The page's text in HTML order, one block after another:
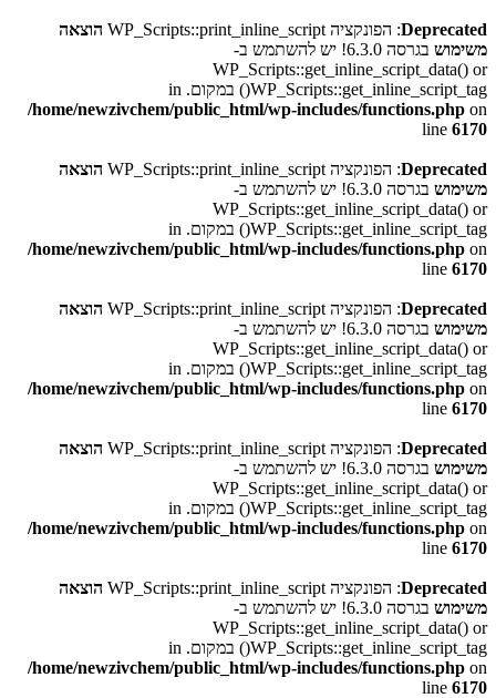
Deprecated: הפונקציה WP_Scripts::print_inline_script
הוצאה
משימוש
בגרסה 6.3.0! יש להשתמש ב-
WP_Scripts::get_inline_script_data() or
WP_Scripts::get_inline_script_tag() במקום. in
/home/newzivchem/public_html/wp-includes/functions.php on
line 6170
Deprecated: הפונקציה WP_Scripts::print_inline_script
הוצאה
משימוש
בגרסה 6.3.0! יש להשתמש ב-
WP_Scripts::get_inline_script_data() or
WP_Scripts::get_inline_script_tag() במקום. in
/home/newzivchem/public_html/wp-includes/functions.php on
line 6170
Deprecated: הפונקציה WP_Scripts::print_inline_script
הוצאה
משימוש
בגרסה 6.3.0! יש להשתמש ב-
WP_Scripts::get_inline_script_data() or
WP_Scripts::get_inline_script_tag() במקום. in
/home/newzivchem/public_html/wp-includes/functions.php on
line 6170
Deprecated: הפונקציה WP_Scripts::print_inline_script
הוצאה
משימוש
בגרסה 6.3.0! יש להשתמש ב-
WP_Scripts::get_inline_script_data() or
WP_Scripts::get_inline_script_tag() במקום. in
/home/newzivchem/public_html/wp-includes/functions.php on
line 6170
Deprecated: הפונקציה WP_Scripts::print_inline_script
הוצאה
משימוש
בגרסה 6.3.0! יש להשתמש ב-
WP_Scripts::get_inline_script_data() or
WP_Scripts::get_inline_script_tag() במקום. in
/home/newzivchem/public_html/wp-includes/functions.php on
line 6170